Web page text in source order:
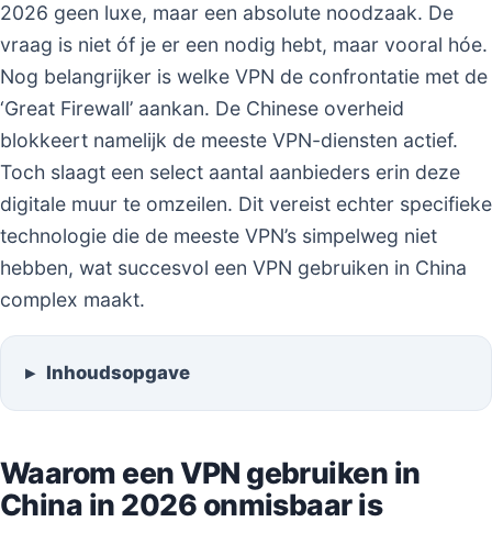
2026 geen luxe, maar een absolute noodzaak. De
vraag is niet óf je er een nodig hebt, maar vooral hóe.
Nog belangrijker is welke VPN de confrontatie met de
‘Great Firewall’ aankan. De Chinese overheid
blokkeert namelijk de meeste VPN-diensten actief.
Toch slaagt een select aantal aanbieders erin deze
digitale muur te omzeilen. Dit vereist echter specifieke
technologie die de meeste VPN’s simpelweg niet
hebben, wat succesvol een VPN gebruiken in China
complex maakt.
Inhoudsopgave
Waarom een VPN gebruiken in
China in 2026 onmisbaar is